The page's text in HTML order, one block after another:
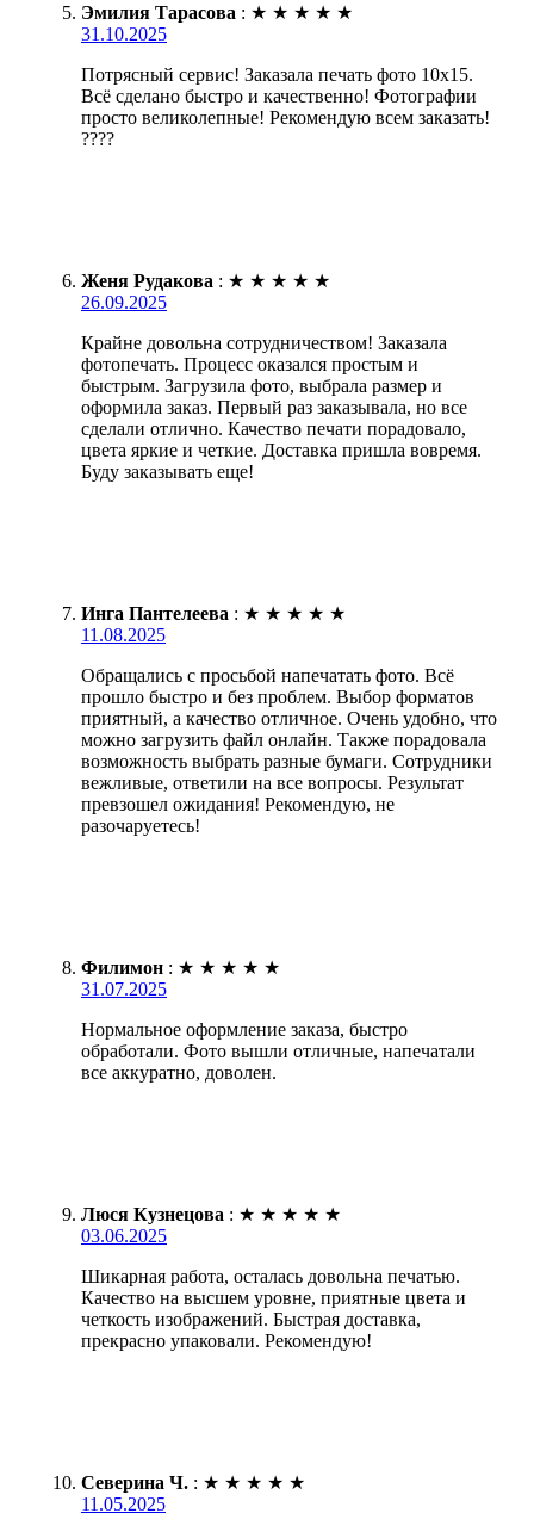
Эмилия Тарасова : ★ ★ ★ ★ ★
31.10.2025
Потрясный сервис! Заказала печать фото 10х15.
Всё сделано быстро и качественно! Фотографии
просто великолепные! Рекомендую всем заказать!
????
Женя Рудакова : ★ ★ ★ ★ ★
26.09.2025
Крайне довольна сотрудничеством! Заказала
фотопечать. Процесс оказался простым и
быстрым. Загрузила фото, выбрала размер и
оформила заказ. Первый раз заказывала, но все
сделали отлично. Качество печати порадовало,
цвета яркие и четкие. Доставка пришла вовремя.
Буду заказывать еще!
Инга Пантелеева : ★ ★ ★ ★ ★
11.08.2025
Обращались с просьбой напечатать фото. Всё
прошло быстро и без проблем. Выбор форматов
приятный, а качество отличное. Очень удобно, что
можно загрузить файл онлайн. Также порадовала
возможность выбрать разные бумаги. Сотрудники
вежливые, ответили на все вопросы. Результат
превзошел ожидания! Рекомендую, не
разочаруетесь!
Филимон : ★ ★ ★ ★ ★
31.07.2025
Нормальное оформление заказа, быстро
обработали. Фото вышли отличные, напечатали
все аккуратно, доволен.
Люся Кузнецова : ★ ★ ★ ★ ★
03.06.2025
Шикарная работа, осталась довольна печатью.
Качество на высшем уровне, приятные цвета и
четкость изображений. Быстрая доставка,
прекрасно упаковали. Рекомендую!
Северина Ч. : ★ ★ ★ ★ ★
11.05.2025